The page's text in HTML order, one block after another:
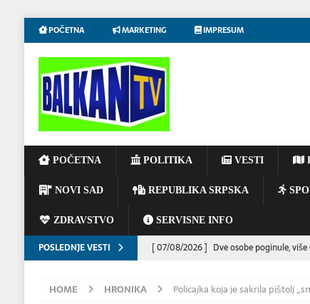
POČETNA MARKETING IMPRESUM
POČETNA POLITIKA VESTI
NOVI SAD REPUBLIKA SRPSKA
ZDRAVSTVO SERVISNE INFO
POSLEDNJE VESTI [ 07/08/2026 ] Dve osobe poginule,
IZAZVATI KATASTROFALAN POŽAR
HOME HRONIKA Policajka koja je sakrila pištolj